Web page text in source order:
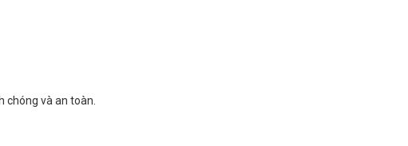
chóng và an toàn.